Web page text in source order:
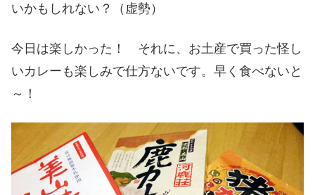
いかもしれない？（虚勢）
今日は楽しかった！ それに、お土産で買った怪し
いカレーも楽しみで仕方ないです。早く食べないと
～！